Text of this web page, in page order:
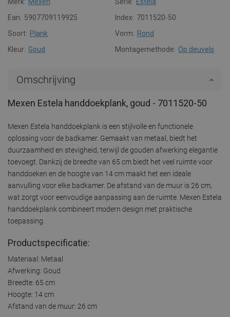
Ean: 5907709119925 Index: 7011520-50
Soort: Plank Vorm: Rond
Kleur: Goud Montagemethode: Op deuvels
Omschrijving
Mexen Estela handdoekplank, goud - 7011520-50
Mexen Estela handdoekplank is een stijlvolle en functionele
oplossing voor de badkamer. Gemaakt van metaal, biedt het
duurzaamheid en stevigheid, terwijl de gouden afwerking elegantie
toevoegt. Dankzij de breedte van 65 cm biedt het veel ruimte voor
handdoeken en de hoogte van 14 cm maakt het een ideale
aanvulling voor elke badkamer. De afstand van de muur is 26 cm,
wat zorgt voor eenvoudige aanpassing aan de ruimte. Mexen Estela
handdoekplank combineert modern design met praktische
toepassing.
Productspecificatie:
Materiaal: Metaal
Afwerking: Goud
Breedte: 65 cm
Hoogte: 14 cm
Afstand van de muur: 26 cm